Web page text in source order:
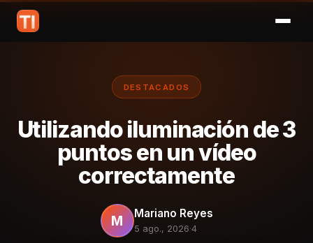
DESTACADOS
Utilizando iluminación de 3
puntos en un vídeo
correctamente
M Mariano Reyes
5 ago., 2026·4